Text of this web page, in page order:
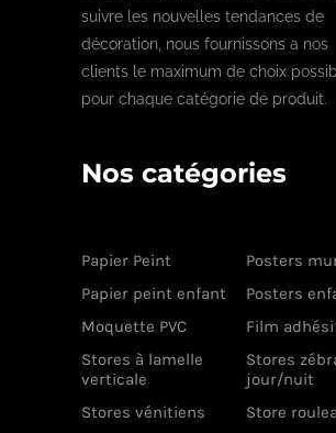
suivre les nouvelles tendances de
décoration, nous fournissons a nos
clients le maximum de choix
pour chaque catégorie de produit.
Nos catégories
Papier Peint
Posters
Papier peint enfant
Posters
Moquette PVC
Film
Stores à lamelle
verticale
Stores
jour/nuit
Stores vénitiens
Store